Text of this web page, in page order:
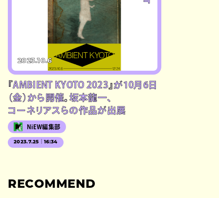
2023.10.6
『AMBIENT KYOTO 2023』が10月6日
（金）から開催。坂本龍一、
コーネリアスらの作品が出展
NiEW編集部
2023.7.25｜16:34
RECOMMEND